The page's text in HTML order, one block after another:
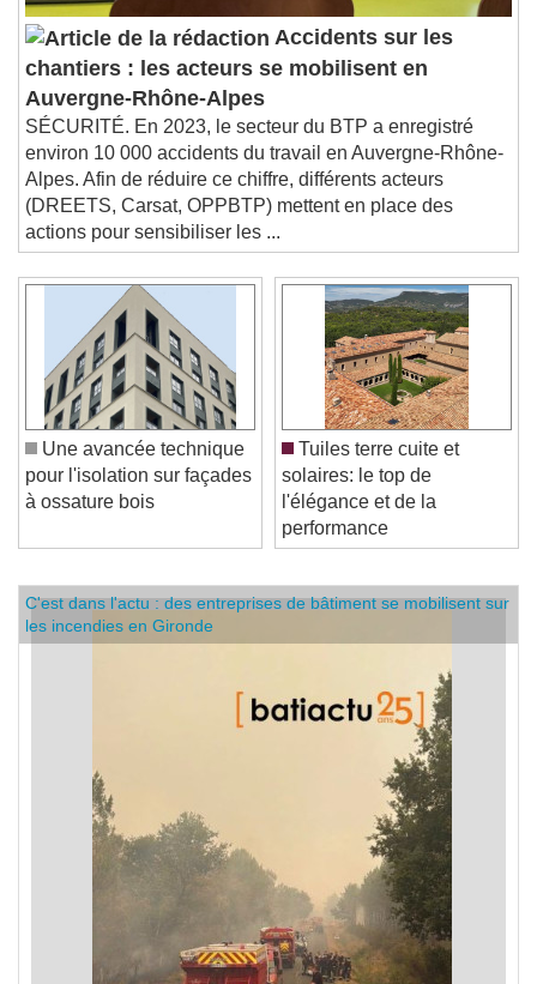
Accidents sur les
chantiers : les acteurs se mobilisent en
Auvergne-Rhône-Alpes
SÉCURITÉ. En 2023, le secteur du BTP a enregistré
environ 10 000 accidents du travail en Auvergne-Rhône-
Alpes. Afin de réduire ce chiffre, différents acteurs
(DREETS, Carsat, OPPBTP) mettent en place des
actions pour sensibiliser les ...
Une avancée technique
pour l'isolation sur façades
à ossature bois
Tuiles terre cuite et
solaires: le top de
l'élégance et de la
performance
C'est dans l'actu : des entreprises de bâtiment se mobilisent sur
les incendies en Gironde